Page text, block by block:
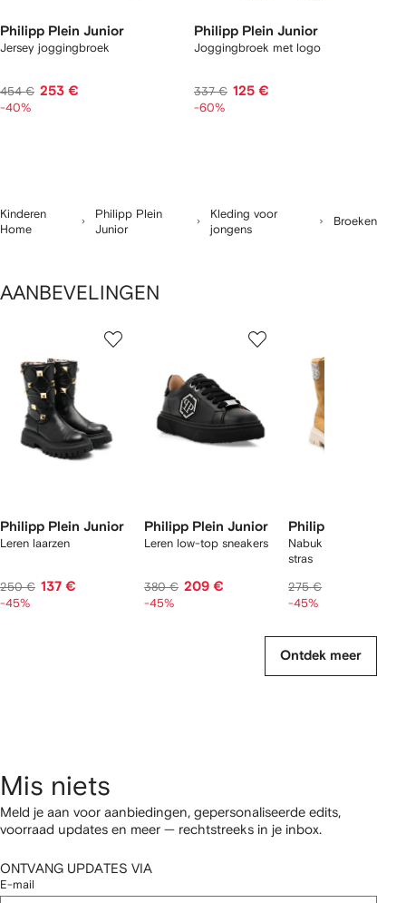
Philipp Plein Junior
Jersey joggingbroek
454 € 253 €
-40%
Philipp Plein Junior
Joggingbroek met logo
337 € 125 €
-60%
Kinderen
Home
Philipp Plein
Junior
Kleding voor
jongens
Broeken
AANBEVELINGEN
Philipp Plein Junior
Leren laarzen
250 € 137 €
-45%
Philipp Plein Junior
Leren low-top sneakers
380 € 209 €
-45%
Philipp Plein
Nabuk veterlaarzen
stras
275 €
-45%
Ontdek meer
Mis niets
Meld je aan voor aanbiedingen, gepersonaliseerde edits,
voorraad updates en meer — rechtstreeks in je inbox.
ONTVANG UPDATES VIA
E-mail